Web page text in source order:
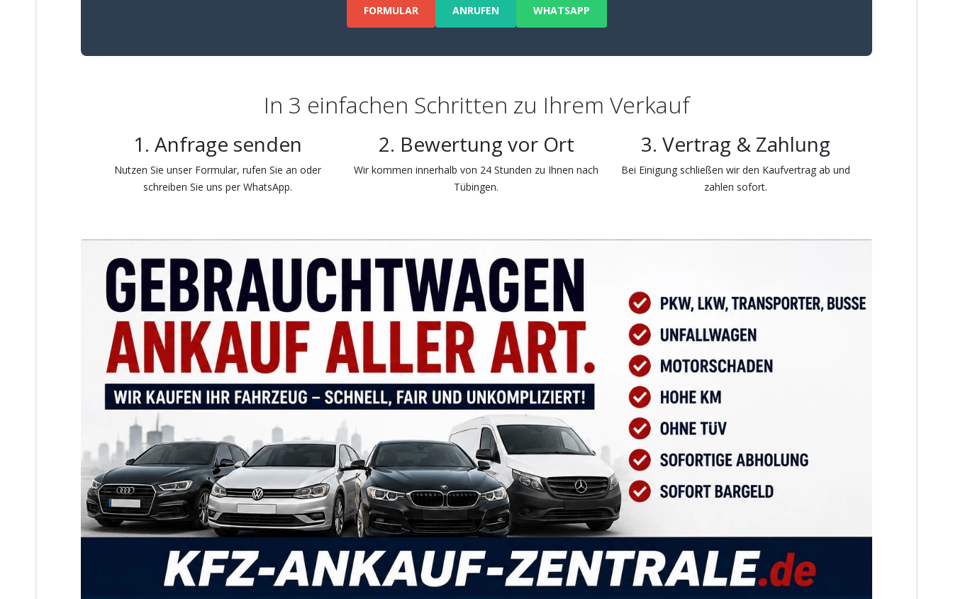
FORMULAR ANRUFEN WHATSAPP
In 3 einfachen Schritten zu Ihrem Verkauf
1. Anfrage senden
Nutzen Sie unser Formular, rufen Sie an oder
schreiben Sie uns per WhatsApp.
2. Bewertung vor Ort
Wir kommen innerhalb von 24 Stunden zu Ihnen nach
Tübingen.
3. Vertrag & Zahlung
Bei Einigung schließen wir den Kaufvertrag ab und
zahlen sofort.